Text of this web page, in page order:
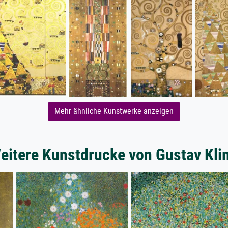
Mehr ähnliche Kunstwerke anzeigen
Kunstdrucke von Gustav